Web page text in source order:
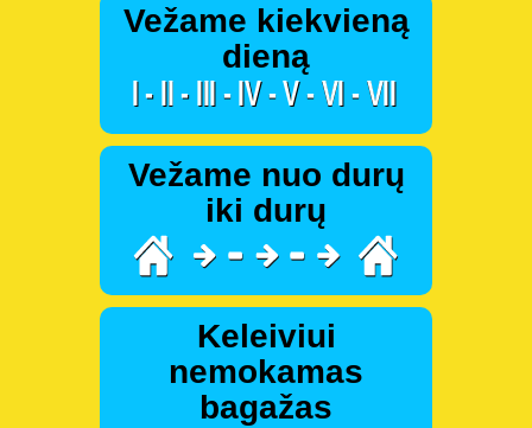
Vežame kiekvieną
dieną
Vežame nuo durų
iki durų
Keleiviui
nemokamas
bagažas